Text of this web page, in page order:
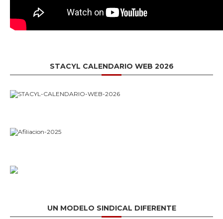
STACYL CALENDARIO WEB 2026
UN MODELO SINDICAL DIFERENTE